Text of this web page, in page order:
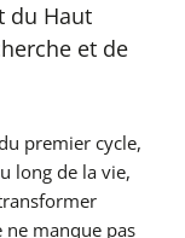
du Haut
et de
premier cycle,
long de la vie,
manque pas